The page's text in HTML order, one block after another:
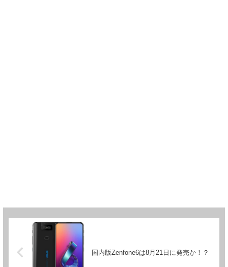
国内版Zenfone6は8月21日に発売か！？